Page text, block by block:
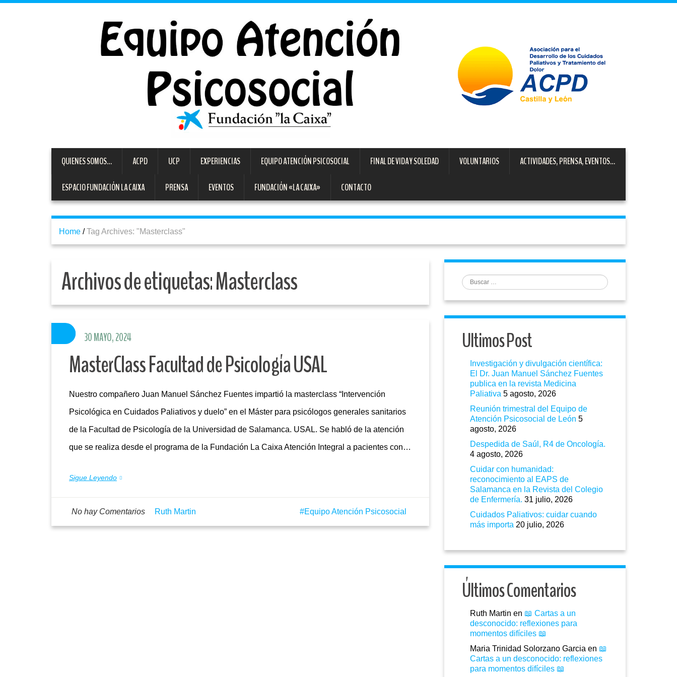
QUIENES SOMOS… ACPD UCP EXPERIENCIAS EQUIPO ATENCIÓN PSICOSOCIAL FINAL DE VIDA Y SOLEDAD VOLUNTARIOS ACTIVIDADES, PRENSA, EVENTOS…
ESPACIO FUNDACIÓN LA CAIXA PRENSA EVENTOS FUNDACIÓN «LA CAIXA» CONTACTO
Home / Tag Archives: "Masterclass"
Archivos de etiquetas:Masterclass
MasterClass Facultad de Psicología USAL
Nuestro compañero Juan Manuel Sánchez Fuentes impartió la masterclass “Intervención
Psicológica en Cuidados Paliativos y duelo” en el Máster para psicólogos generales sanitarios
de la Facultad de Psicología de la Universidad de Salamanca. USAL. Se habló de la atención
que se realiza desde el programa de la Fundación La Caixa Atención Integral a pacientes con…
Sigue Leyendo
30 MAYO, 2024
Equipo Atención Psicosocial
No hay Comentarios Ruth Martin
Buscar
Ultimos Post
Investigación y divulgación científica:
El Dr. Juan Manuel Sánchez Fuentes
publica en la revista Medicina
Paliativa 5 agosto, 2026
Reunión trimestral del Equipo de
Atención Psicosocial de León 5
agosto, 2026
Despedida de Saúl, R4 de Oncología.
4 agosto, 2026
Cuidar con humanidad:
reconocimiento al EAPS de
Salamanca en la Revista del Colegio
de Enfermería. 31 julio, 2026
Cuidados Paliativos: cuidar cuando
más importa 20 julio, 2026
Últimos Comentarios
Ruth Martin en 📖 Cartas a un
desconocido: reflexiones para
momentos difíciles 📖
Maria Trinidad Solorzano Garcia en 📖
Cartas a un desconocido: reflexiones
para momentos difíciles 📖